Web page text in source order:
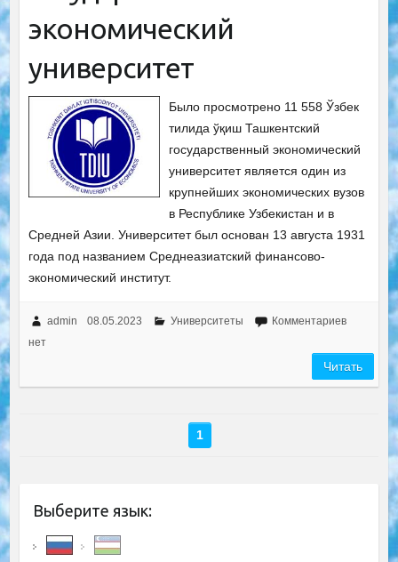
экономический
университет
Было просмотрено 11 558 Ўзбек
тилида ўқиш Ташкентский
государственный экономический
университет является один из
крупнейших экономических вузов
в Республике Узбекистан и в
Средней Азии. Университет был основан 13 августа 1931
года под названием Среднеазиатский финансово-
экономический институт.
admin 08.05.2023 Университеты
Комментариев
нет
Читать
1
Выберите язык: